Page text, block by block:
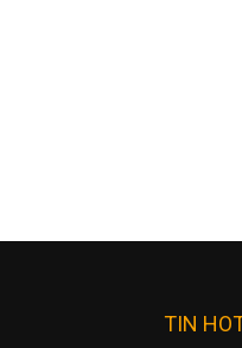
TIN